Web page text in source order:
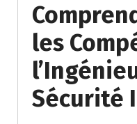
les
Sécurité